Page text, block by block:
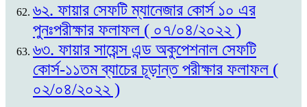
৬২. ফায়ার সেফটি ম্যানেজার কোর্স ১০ এর
পুনঃপরীক্ষার ফলাফল ( ০৭/০৪/২০২২ )
৬৩. ফায়ার সায়েন্স এন্ড অকুপেশনাল সেফটি
কোর্স-১১তম ব্যাচের চূড়ান্ত পরীক্ষার ফলাফল (
০২/০৪/২০২২ )